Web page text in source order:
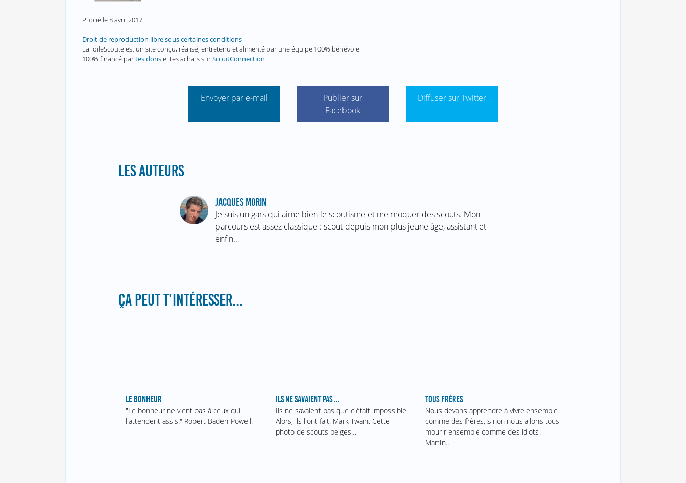
Publié le8 avril 2017
Droit de reproduction libre sous certaines conditions
LaToileScoute est un site conçu, réalisé, entretenu et alimenté par une équipe 100% bénévole.
100% financé partes donset tes achats surScoutConnection !
Envoyer par e-mail
Publier sur
Facebook
Diffuser sur Twitter
LES AUTEURS
JACQUES MORIN
Je suis un gars qui aime bien le scoutisme et me moquer des scouts. Mon
parcours est assez classique : scout depuis mon plus jeune âge, assistant et
enfin…
ÇA PEUT T'INTÉRESSER...
LE BONHEUR
"Le bonheur ne vient pas à ceux qui
l'attendent assis." Robert Baden-Powell.
ILS NE SAVAIENT PAS ...
Ils ne savaient pas que c'était impossible.
Alors, ils l'ont fait. Mark Twain. Cette
photo de scouts belges…
TOUS FRÈRES
Nous devons apprendre à vivre ensemble
comme des frères, sinon nous allons tous
mourir ensemble comme des idiots.
Martin…